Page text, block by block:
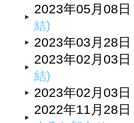
2023年05月08日
結)
2023年03月28日
2023年02月03日
結)
2023年02月03日
2022年11月28日